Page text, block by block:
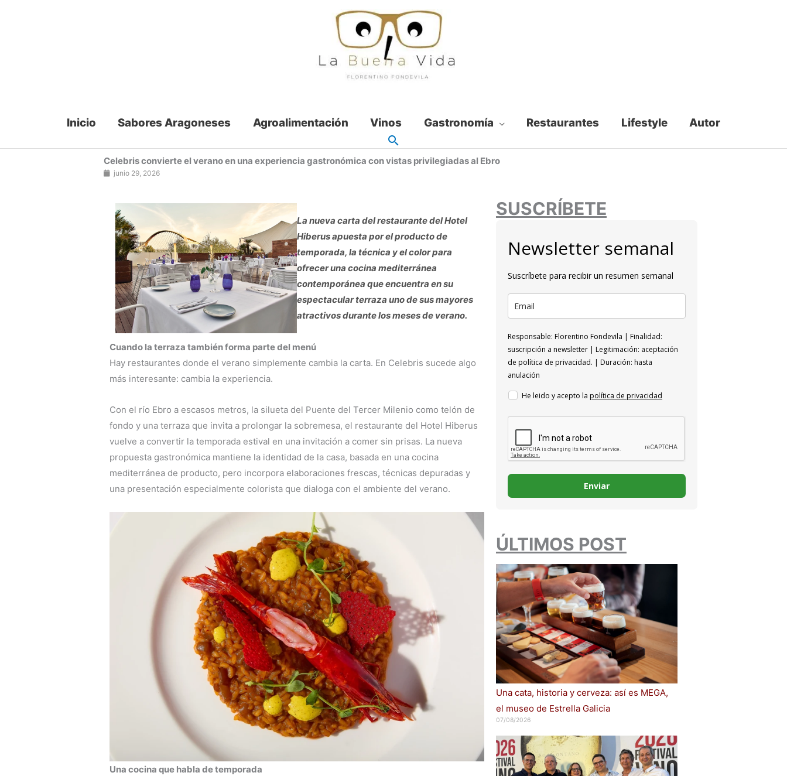
Inicio Sabores Aragoneses Agroalimentación Vinos Gastronomía Restaurantes Lifestyle Autor
Celebris convierte el verano en una experiencia gastronómica con vistas privilegiadas al Ebro
junio 29, 2026
La nueva carta del restaurante del Hotel
Hiberus apuesta por el producto de
temporada, la técnica y el color para
ofrecer una cocina mediterránea
contemporánea que encuentra en su
espectacular terraza uno de sus mayores
atractivos durante los meses de verano.
Cuando la terraza también forma parte del menú
Hay restaurantes donde el verano simplemente cambia la carta. En Celebris sucede algo
más interesante: cambia la experiencia.
Con el río Ebro a escasos metros, la silueta del Puente del Tercer Milenio como telón de
fondo y una terraza que invita a prolongar la sobremesa, el restaurante del Hotel Hiberus
vuelve a convertir la temporada estival en una invitación a comer sin prisas. La nueva
propuesta gastronómica mantiene la identidad de la casa, basada en una cocina
mediterránea de producto, pero incorpora elaboraciones frescas, técnicas depuradas y
una presentación especialmente colorista que dialoga con el ambiente del verano.
Una cocina que habla de temporada
SUSCRÍBETE
Newsletter semanal
Suscríbete para recibir un resumen semanal
Responsable: Florentino Fondevila | Finalidad:
suscripción a newsletter | Legitimación: aceptación
de política de privacidad. | Duración: hasta
anulación
He leido y acepto la política de privacidad
Enviar
ÚLTIMOS POST
Una cata, historia y cerveza: así es MEGA,
el museo de Estrella Galicia
07/08/2026